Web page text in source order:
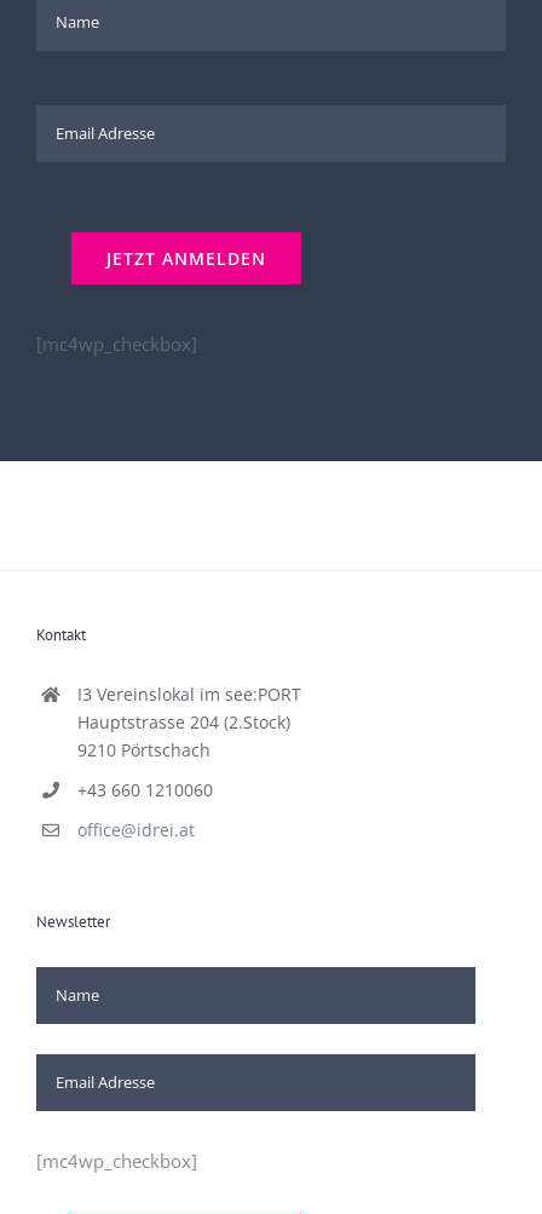
[mc4wp_checkbox]
Kontakt
I3 Vereinslokal im see:PORT
Hauptstrasse 204 (2.Stock)
9210 Pörtschach
+43 660 1210060
office@idrei.at
Newsletter
[mc4wp_checkbox]